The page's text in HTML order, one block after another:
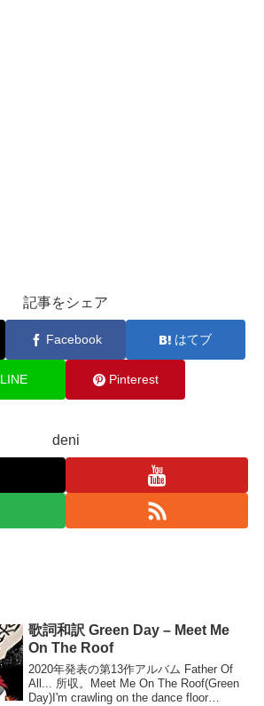
記事をシェア
Facebook はてブ
LINE Pinterest
deni
歌詞和訳 Green Day – Meet Me
On The Roof
2020年発表の第13作アルバム Father Of
All... 所収。Meet Me On The Roof(Green
Day)I'm crawling on the dance floor